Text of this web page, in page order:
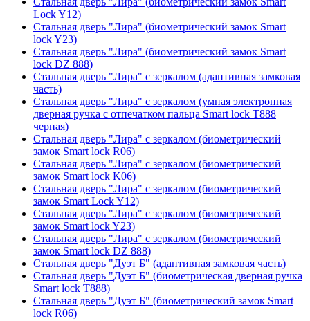
Lock Y12)
Стальная дверь "Лира" (биометрический замок Smart
lock Y23)
Стальная дверь "Лира" (биометрический замок Smart
lock DZ 888)
Стальная дверь "Лира" с зеркалом (адаптивная замковая
часть)
Стальная дверь "Лира" с зеркалом (умная электронная
дверная ручка с отпечатком пальца Smart lock T888
черная)
Стальная дверь "Лира" с зеркалом (биометрический
замок Smart lock R06)
Стальная дверь "Лира" с зеркалом (биометрический
замок Smart lock K06)
Стальная дверь "Лира" с зеркалом (биометрический
замок Smart Lock Y12)
Стальная дверь "Лира" с зеркалом (биометрический
замок Smart lock Y23)
Стальная дверь "Лира" с зеркалом (биометрический
замок Smart lock DZ 888)
Стальная дверь "Дуэт Б" (адаптивная замковая часть)
Стальная дверь "Дуэт Б" (биометрическая дверная ручка
Smart lock T888)
Стальная дверь "Дуэт Б" (биометрический замок Smart
lock R06)